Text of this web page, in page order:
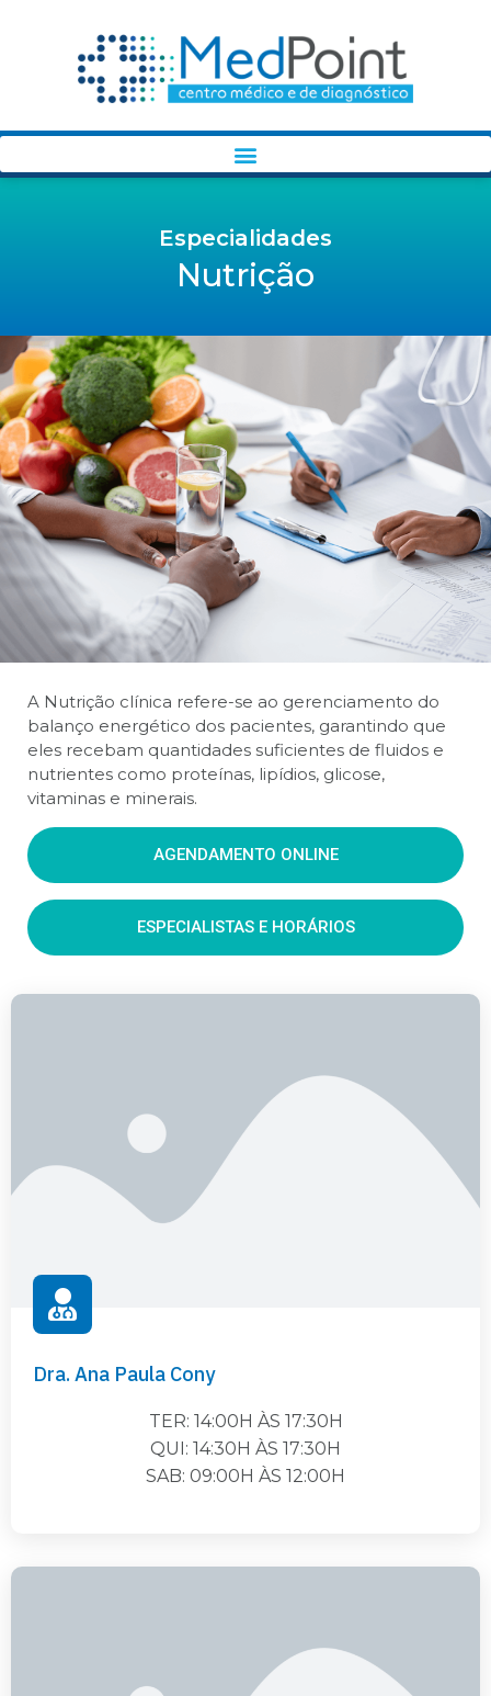
Especialidades
Nutrição
A Nutrição clínica refere-se ao gerenciamento do
balanço energético dos pacientes, garantindo que
eles recebam quantidades suficientes de fluidos e
nutrientes como proteínas, lipídios, glicose,
vitaminas e minerais.
AGENDAMENTO ONLINE
ESPECIALISTAS E HORÁRIOS
Dra. Ana Paula Cony
TER: 14:00H ÀS 17:30H
QUI: 14:30H ÀS 17:30H
SAB: 09:00H ÀS 12:00H